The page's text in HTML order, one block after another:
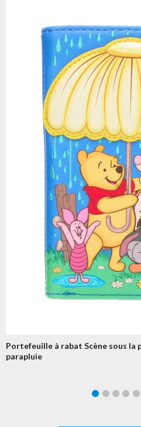
Portefeuille à rabat Scène sous la
parapluie